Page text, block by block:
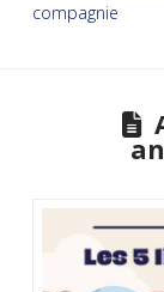
compagnie